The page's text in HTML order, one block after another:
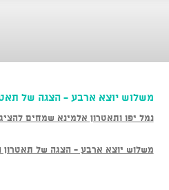
משלוש יוצא ארבע - הצגה של
נמל יפו ותאטרון אלמינא שמחים
משלוש יוצא ארבע - הצגה של תאטרון